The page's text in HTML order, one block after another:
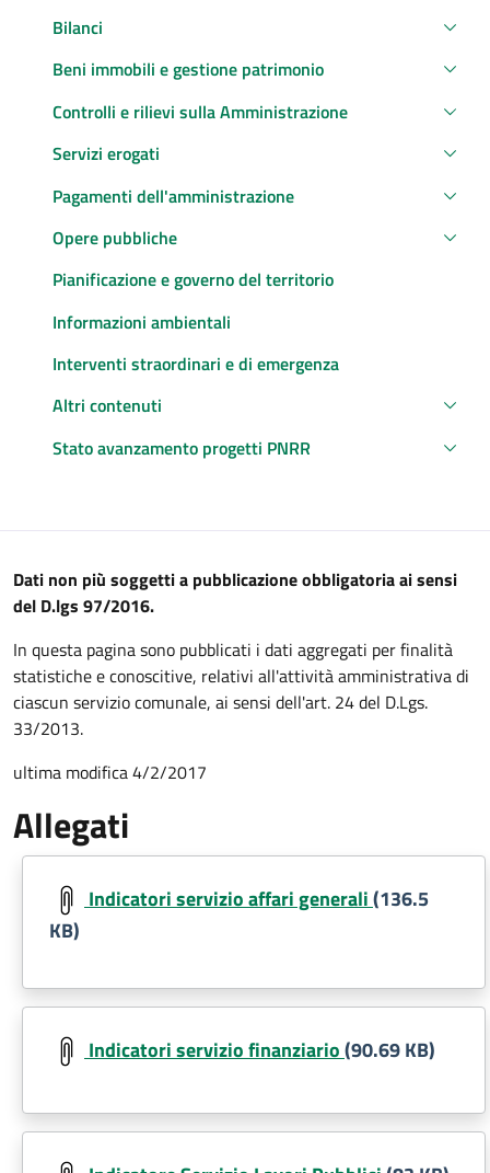
Bilanci
Beni immobili e gestione patrimonio
Controlli e rilievi sulla Amministrazione
Servizi erogati
Pagamenti dell'amministrazione
Opere pubbliche
Pianificazione e governo del territorio
Informazioni ambientali
Interventi straordinari e di emergenza
Altri contenuti
Stato avanzamento progetti PNRR
Descrizione
Dati non più soggetti a pubblicazione obbligatoria ai sensi
del D.lgs 97/2016.
In questa pagina sono pubblicati i dati aggregati per finalità
statistiche e conoscitive, relativi all'attività amministrativa di
ciascun servizio comunale, ai sensi dell'art. 24 del D.Lgs.
33/2013.
ultima modifica 4/2/2017
Allegati
Document
Indicatori servizio affari generali(136.5
KB)
Document
Indicatori servizio finanziario(90.69 KB)
Document